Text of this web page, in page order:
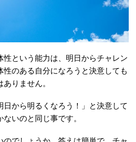
性という能力は、明日からチャレン
性のある自分になろうと決意しても
りません。
日から明るくなろう！」と決意して
いのと同じ事です。